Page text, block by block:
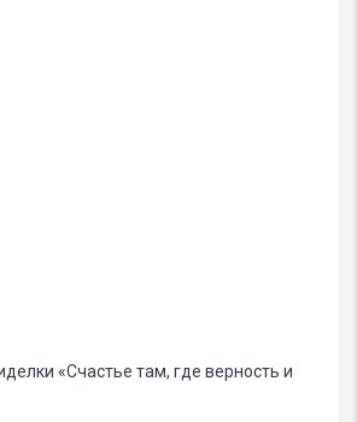
«Счастье там, где верность и